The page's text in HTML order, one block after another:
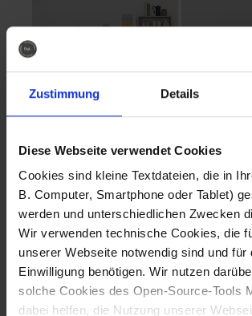
Zustimmung Details
Diese Webseite verwendet Cookies
Cookies sind kleine Textdateien, die in
B. Computer, Smartphone oder Tablet)
werden und unterschiedlichen Zwecken
Wir verwenden technische Cookies, die
unserer Webseite notwendig sind und für
Einwilligung benötigen. Wir nutzen
solche Cookies des Open-Source-Tools
dabei helfen, die Nutzung unserer
Fotografo: Lorenz
Sternbach
Download
Sternbach
Download